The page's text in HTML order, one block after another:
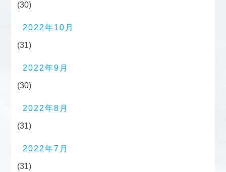
(30)
2022年10月
(31)
2022年9月
(30)
2022年8月
(31)
2022年7月
(31)